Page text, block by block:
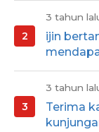
3 tahun
ijin
3 tahun
Terima